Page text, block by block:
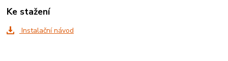
Ke stažení
Instalační návod